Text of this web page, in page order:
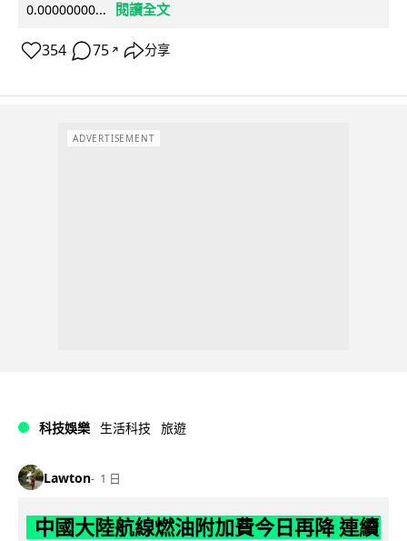
0.00000000... 閱讀全文
354 75 ↗ 分享
ADVERTISEMENT
科技娛樂 生活科技 旅遊
Lawton 1 日
中國大陸航線燃油附加費今日再降 連續